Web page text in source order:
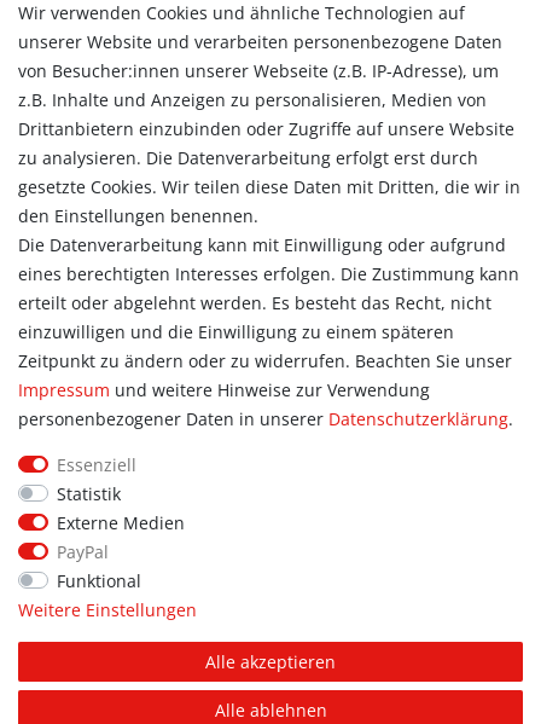
Versandarten & -kosten
Widerrufsrecht
Vertrag widerrufen
Konto
Login
Registrieren
Warenkorb
Zur Kasse
Allgemein
Kontakt
Datenschutzerklärung
AGB
Impressum
Informationen für Vereine
Informationen zur Beflockung
Newsletter-Anmeldung
© Copyright 2026 | Alle Rechte vorbehalten. Sport Hoffmann.
Unsere Shopmarken: PUMA, addidas, JAKO, erima.
Wir verwenden Cookies und ähnliche Technologien auf
unserer Website und verarbeiten personenbezogene Daten
von Besucher:innen unserer Webseite (z.B. IP-Adresse), um
z.B. Inhalte und Anzeigen zu personalisieren, Medien von
Drittanbietern einzubinden oder Zugriffe auf unsere Website
zu analysieren. Die Datenverarbeitung erfolgt erst durch
gesetzte Cookies. Wir teilen diese Daten mit Dritten, die wir in
den Einstellungen benennen.
Die Datenverarbeitung kann mit Einwilligung oder aufgrund
eines berechtigten Interesses erfolgen. Die Zustimmung kann
erteilt oder abgelehnt werden. Es besteht das Recht, nicht
einzuwilligen und die Einwilligung zu einem späteren
Zeitpunkt zu ändern oder zu widerrufen. Beachten Sie unser
Impressum und weitere Hinweise zur Verwendung
personenbezogener Daten in unserer Daten­schutz­erklärung.
Essenziell
Statistik
Externe Medien
PayPal
Funktional
Weitere Einstellungen
Alle akzeptieren
Alle ablehnen